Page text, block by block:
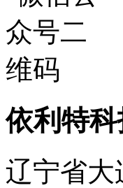
依利特
辽宁省大